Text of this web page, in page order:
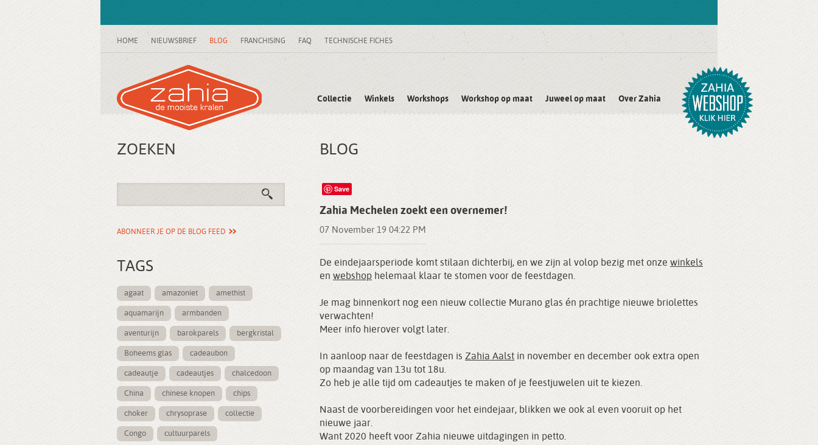
HOME NIEUWSBRIEF BLOG FRANCHISING FAQ TECHNISCHE FICHES
Collectie Winkels Workshops Workshop op maat Juweel op maat Over Zahia
BLOG
Save
Zahia Mechelen zoekt een overnemer!
07 November 19 04:22 PM
De eindejaarsperiode komt stilaan dichterbij, en we zijn al volop bezig met onze winkels
en webshop helemaal klaar te stomen voor de feestdagen.
Je mag binnenkort nog een nieuw collectie Murano glas én prachtige nieuwe briolettes
verwachten!
Meer info hierover volgt later.
In aanloop naar de feestdagen is Zahia Aalst in november en december ook extra open
op maandag van 13u tot 18u.
Zo heb je alle tijd om cadeautjes te maken of je feestjuwelen uit te kiezen.
Naast de voorbereidingen voor het eindejaar, blikken we ook al even vooruit op het
nieuwe jaar.
Want 2020 heeft voor Zahia nieuwe uitdagingen in petto.
ZOEKEN
ABONNEER JE OP DE BLOG FEED
TAGS
agaat amazoniet amethist
aquamarijn armbanden
aventurijn barokparels bergkristal
Boheems glas cadeaubon
cadeautje cadeautjes chalcedoon
China chinese knopen chips
choker chrysoprase collectie
Congo cultuurparels